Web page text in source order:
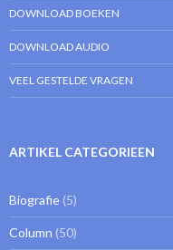
DOWNLOAD BOEKEN
DOWNLOAD AUDIO
VEEL GESTELDE VRAGEN
ARTIKEL CATEGORIEEN
Biografie (5)
Column (50)